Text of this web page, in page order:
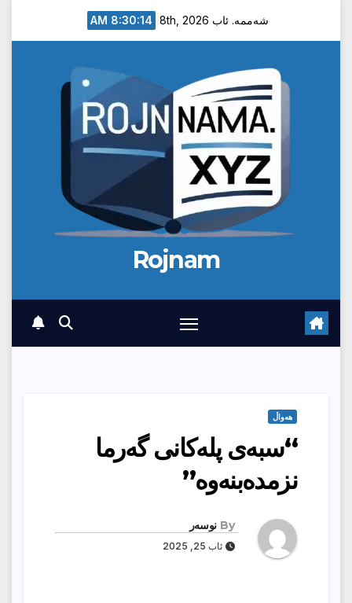
شەممە. ئاب 8th, 2026 8:30:15 AM
Rojnam
هەواڵ
“سبه‌ی پله‌كانی گه‌رما
نزمده‌بنه‌وه‌”
By نوسەر
ئاب 25, 2025